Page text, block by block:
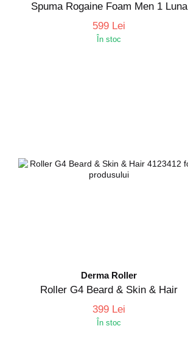
Spuma Rogaine Foam Men 1 Luna
599 Lei
În stoc
Derma Roller
Roller G4 Beard & Skin & Hair
399 Lei
În stoc